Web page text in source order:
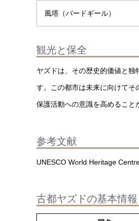
風塔（バードギール）
観光と保全
ヤズドは、その歴史的価値と
す。この都市は未来に向けてそ
保護活動への意識を高めること
参考文献
UNESCO World Heritage
古都ヤズドの基本情報